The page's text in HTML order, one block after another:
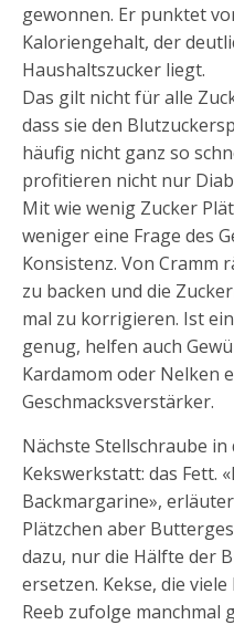
gewonnen. Er punktet
Kaloriengehalt, der
Haushaltszucker liegt.
Das gilt nicht für alle
dass sie den
häufig nicht ganz so
profitieren nicht nur
Mit wie wenig Zucker
weniger eine Frage des
Konsistenz. Von Cramm
zu backen und die
mal zu korrigieren. Ist
genug, helfen auch
Kardamom oder Nelken
Geschmacksverstärker.
Nächste Stellschraube
Kekswerkstatt: das Fett.
Backmargarine»,
Plätzchen aber
dazu, nur die Hälfte der
ersetzen. Kekse, die
Reeb zufolge manchmal